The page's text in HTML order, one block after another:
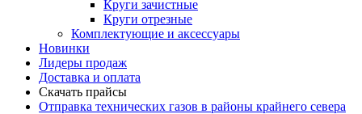
Круги зачистные
Круги отрезные
Комплектующие и аксессуары
Новинки
Лидеры продаж
Доставка и оплата
Скачать прайсы
Отправка технических газов в районы крайнего севера